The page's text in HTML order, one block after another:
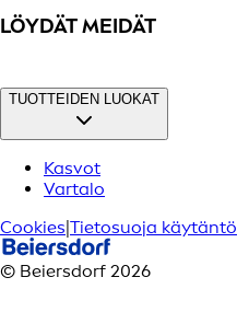
LÖYDÄT MEIDÄT
TUOTTEIDEN LUOKAT
Kasvot
Vartalo
Cookies|Tietosuoja käytäntö
© Beiersdorf 2026